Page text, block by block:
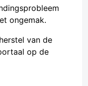
ongemak.
van de
op de